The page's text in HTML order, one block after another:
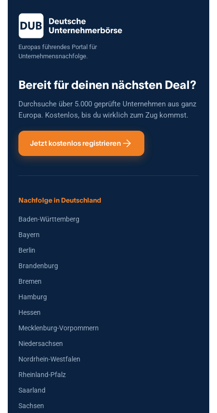
Europas führendes Portal für
Unternehmensnachfolge.
Bereit für deinen nächsten Deal?
Durchsuche über 5.000 geprüfte Unternehmen aus ganz
Europa. Kostenlos, bis du wirklich zum Zug kommst.
Jetzt kostenlos registrieren
Nachfolge in Deutschland
Baden-Württemberg
Bayern
Berlin
Brandenburg
Bremen
Hamburg
Hessen
Mecklenburg-Vorpommern
Niedersachsen
Nordrhein-Westfalen
Rheinland-Pfalz
Saarland
Sachsen